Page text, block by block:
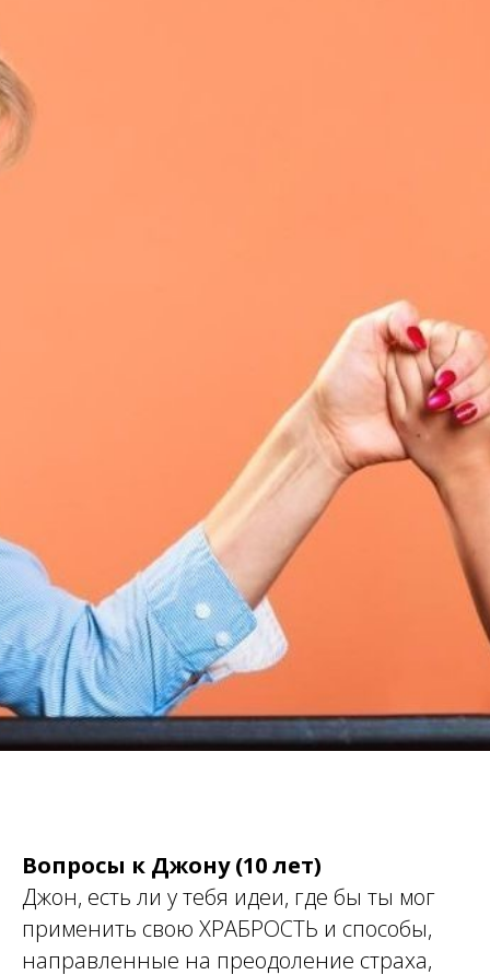
Вопросы к Джону (10 лет)
Джон, есть ли у тебя идеи, где бы ты мог
применить свою ХРАБРОСТЬ и способы,
направленные на преодоление страха,